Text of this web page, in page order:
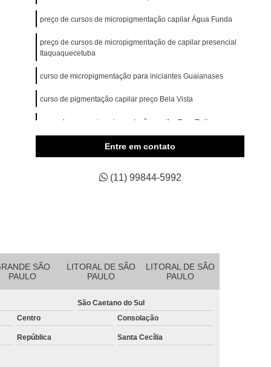
Micropigmentação Cabelo Masculino
Micropigmentação Capilar 4d
Micropigmentação Capilar Cabelo Grande
Testa
3d
Micropigmentação de Cabelo 3d
Micropigmentação Masculina Cabelo
do Sul
Micropigmentação em Barba Mauá
André
Micropigmentação Masculina Barba Mauá
Micropigmentação para Barba Ribeirão Pires
Nano Micropigmentação Capilar Santo André
Nano Micropigmentação na Barba Diadema
preço de cursos de micropigmentação capilar Água Funda
preço de cursos de micropigmentação de capilar presencial
Itaquaquecetuba
curso de micropigmentação para iniciantes Guaianases
curso de pigmentação capilar preço Bela Vista
preço de curso micropigmentação capilar Bom Retiro
Entre em contato
(11) 99844-5992
SÃO
PAULO
LITORAL DE SÃO
PAULO
LITORAL DE SÃO
PAULO
São Caetano do Sul
Centro Consolação
República Santa Cecília